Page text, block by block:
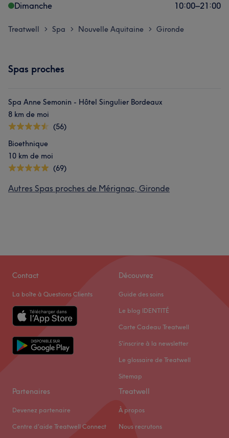
Dimanche
10:00–21:00
Treatwell > Spa > Nouvelle Aquitaine > Gironde
Spas proches
Spa Anne Semonin - Hôtel Singulier Bordeaux
8 km de moi
(56)
Bioethnique
10 km de moi
(69)
Autres Spas proches de Mérignac, Gironde
Contact
La boîte à Questions Clients
Découvrez
Guide des soins
Le blog IDENTITÉ
Carte Cadeau Treatwell
S'inscrire à la newsletter
Le glossaire de Treatwell
Sitemap
Partenaires
Devenez partenaire
Centre d'aide Treatwell Connect
Treatwell
À propos
Nous recrutons